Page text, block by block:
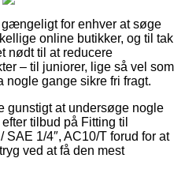
for enhver at søge
online butikker, og til tak
nødt til at reducere
– til juniorer, lige så vel som
nogle gange sikre fri fragt.
gunstigt at undersøge nogle
tilbud på Fitting til
SAE 1/4″, AC10/T forud for at
ved at få den mest